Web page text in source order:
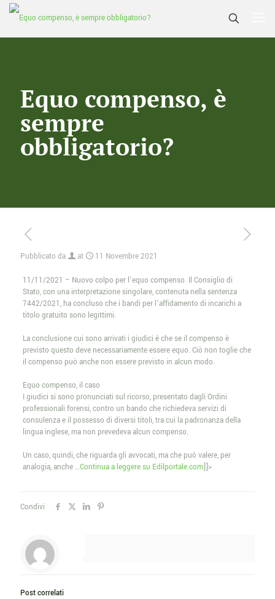
Equo compenso, è
sempre
obbligatorio?
Pubblicato da at 11 Novembre 2021
11/11/2021 – Nuovo colpo per l’equo compenso. Il Consiglio di
Stato, con una interpretazione singolare, contenuta nella sentenza
7442/2021, ha concluso che i bandi per l’affidamento di incarichi a
titolo gratuito sono legittimi.
La conclusione cui sono arrivati i giudici è che se il compenso è
previsto questo deve necessariamente essere equo. Ciò non toglie che
il compenso può anche non essere previsto in alcun modo.
Equo compenso, il caso
I giudici si sono pronunciati sul ricorso, presentato dagli Ordini
professionali forensi, contro un bando che richiedeva servizi di
consulenza e il possesso di diversi titoli, tra cui la padronanza della
lingua inglese, ma non prevedeva alcun compenso.
Un caso, quindi, che riguarda gli avvocati, ma che può valere, per
analogia, anche …Continua a leggere su Edilportale.com]]>
Condivi
Post correlati